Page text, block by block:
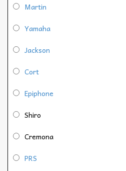
Martin
Yamaha
Jackson
Cort
Epiphone
Shiro
Cremona
PRS